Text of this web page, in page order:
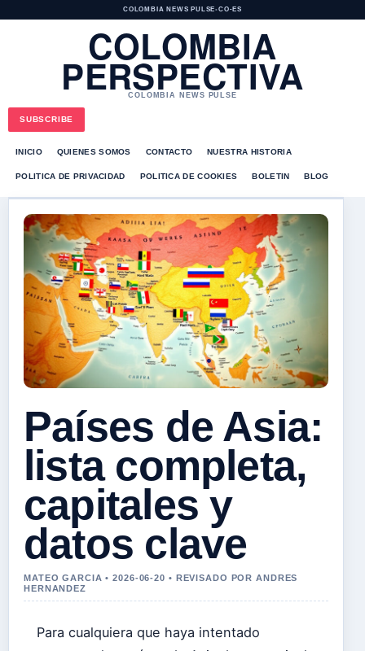
COLOMBIA NEWS PULSE•CO-ES
COLOMBIA
PERSPECTIVA
COLOMBIA NEWS PULSE
SUBSCRIBE
INICIO QUIENES SOMOS CONTACTO NUESTRA HISTORIA
POLITICA DE PRIVACIDAD POLITICA DE COOKIES BOLETIN BLOG
Países de Asia:
lista completa,
capitales y
datos clave
MATEO GARCIA • 2026-06-20 • REVISADO POR ANDRES
HERNANDEZ
Para cualquiera que haya intentado